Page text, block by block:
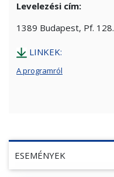
ESEMÉNYEK
Levelezési cím:
1389 Budapest, Pf. 128.
LINKEK:
A programról